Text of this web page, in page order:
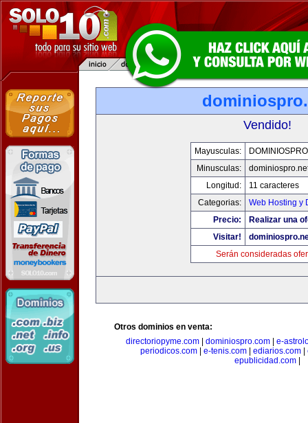
Vendido!
Mayusculas:
Minusculas:
Longitud:
11 caracteres
Categorias:
Web Hosting y
Precio:
Realizar una
Visitar!
Serán consideradas
Otros dominios en venta:
directoriopyme.com| dominiospro.com| e-
periodicos.com| e-tenis.com| ediarios.com|
epublicidad.com